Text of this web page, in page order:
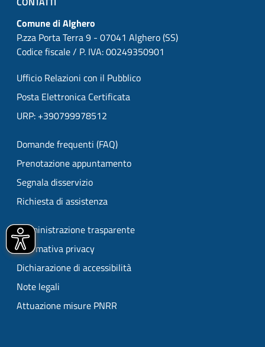
Comune di Alghero
P.zza Porta Terra 9 - 07041 Alghero (SS)
Codice fiscale / P. IVA: 00249350901
Ufficio Relazioni con il Pubblico
Posta Elettronica Certificata
URP: +390799978512
Domande frequenti (FAQ)
Prenotazione appuntamento
Segnala disservizio
Richiesta di assistenza
Amministrazione trasparente
Informativa privacy
Dichiarazione di accessibilità
Note legali
Attuazione misure PNRR